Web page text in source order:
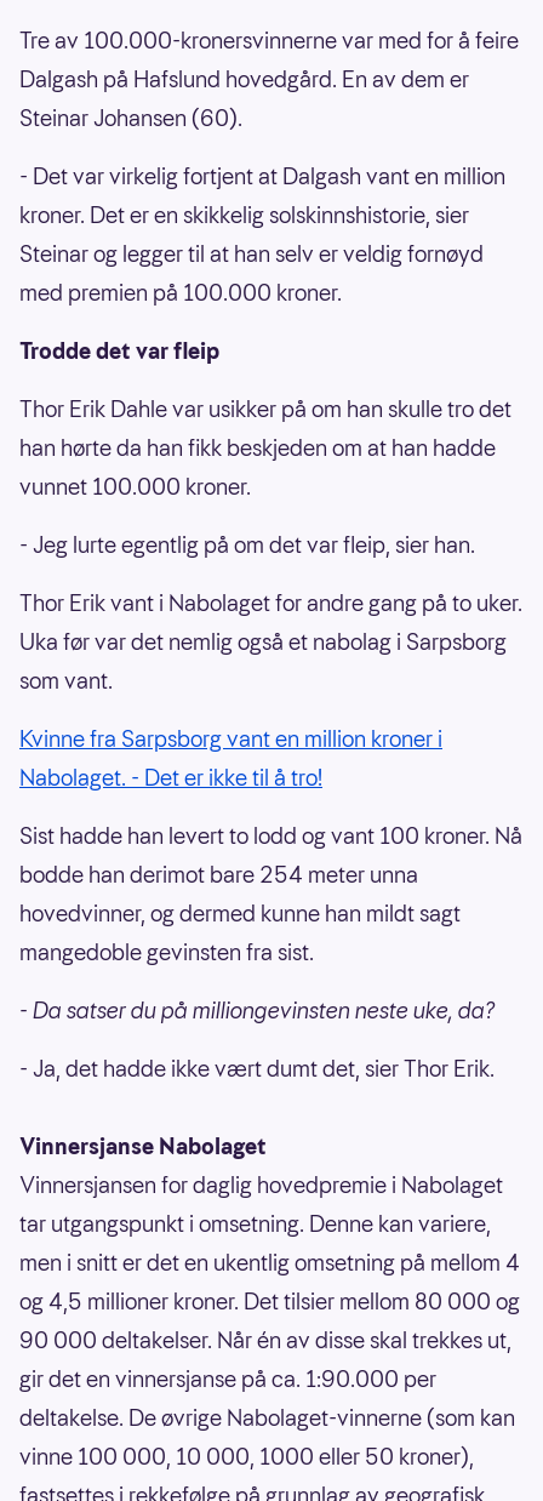
Tre av 100.000-kronersvinnerne var med for å feire
Dalgash på Hafslund hovedgård. En av dem er
Steinar Johansen (60).
- Det var virkelig fortjent at Dalgash vant en million
kroner. Det er en skikkelig solskinnshistorie, sier
Steinar og legger til at han selv er veldig fornøyd
med premien på 100.000 kroner.
Trodde det var fleip
Thor Erik Dahle var usikker på om han skulle tro det
han hørte da han fikk beskjeden om at han hadde
vunnet 100.000 kroner.
- Jeg lurte egentlig på om det var fleip, sier han.
Thor Erik vant i Nabolaget for andre gang på to uker.
Uka før var det nemlig også et nabolag i Sarpsborg
som vant.
Kvinne fra Sarpsborg vant en million kroner i
Nabolaget. - Det er ikke til å tro!
Sist hadde han levert to lodd og vant 100 kroner. Nå
bodde han derimot bare 254 meter unna
hovedvinner, og dermed kunne han mildt sagt
mangedoble gevinsten fra sist.
- Da satser du på milliongevinsten neste uke, da?
- Ja, det hadde ikke vært dumt det, sier Thor Erik.
Vinnersjanse Nabolaget
Vinnersjansen for daglig hovedpremie i Nabolaget
tar utgangspunkt i omsetning. Denne kan variere,
men i snitt er det en ukentlig omsetning på mellom 4
og 4,5 millioner kroner. Det tilsier mellom 80 000 og
90 000 deltakelser. Når én av disse skal trekkes ut,
gir det en vinnersjanse på ca. 1:90.000 per
deltakelse. De øvrige Nabolaget-vinnerne (som kan
vinne 100 000, 10 000, 1000 eller 50 kroner),